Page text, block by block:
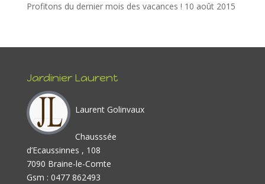
Profitons du dernier mois des vacances ! 10 août 2015
Jardinier Laurent
Laurent Golinvaux
Chausssée
d’Ecaussinnes , 108
7090 Braine-le-Comte
Gsm : 0477 862493